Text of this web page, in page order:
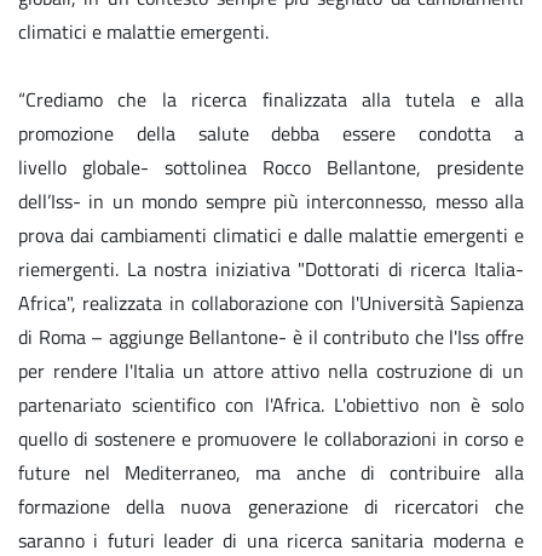
climatici e malattie emergenti.
“Crediamo che la ricerca finalizzata alla tutela e alla
promozione della salute debba essere condotta a
livello globale- sottolinea Rocco Bellantone, presidente
dell’Iss- in un mondo sempre più interconnesso, messo alla
prova dai cambiamenti climatici e dalle malattie emergenti e
riemergenti. La nostra iniziativa "Dottorati di ricerca Italia-
Africa", realizzata in collaborazione con l'Università Sapienza
di Roma – aggiunge Bellantone- è il contributo che l'Iss offre
per rendere l'Italia un attore attivo nella costruzione di un
partenariato scientifico con l'Africa. L'obiettivo non è solo
quello di sostenere e promuovere le collaborazioni in corso e
future nel Mediterraneo, ma anche di contribuire alla
formazione della nuova generazione di ricercatori che
saranno i futuri leader di una ricerca sanitaria moderna e